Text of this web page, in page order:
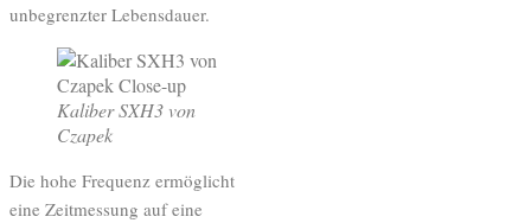
unbegrenzter Lebensdauer.
Kaliber SXH3 von
Czapek
Die hohe Frequenz ermöglicht
eine Zeitmessung auf eine